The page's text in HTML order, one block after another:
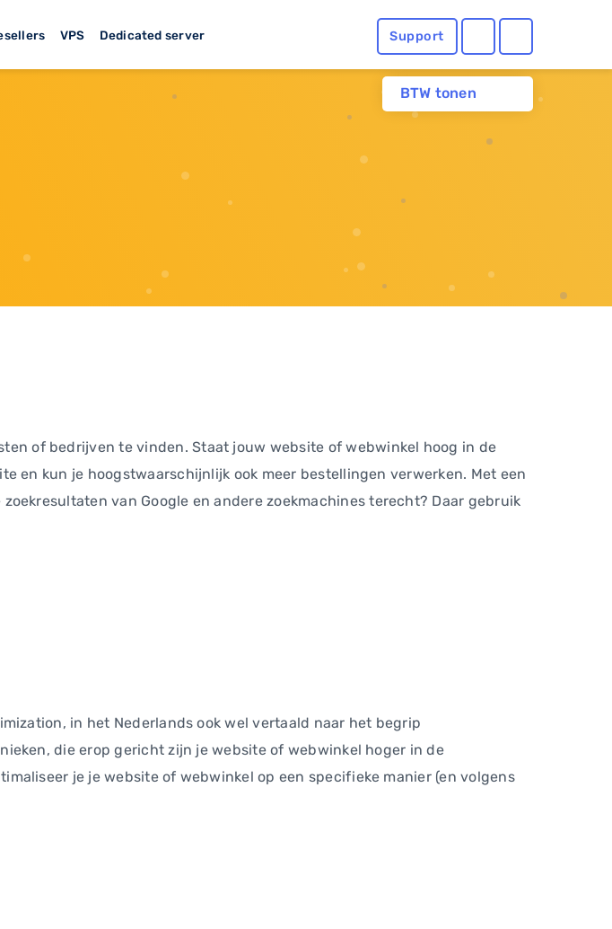
VPS Dedicated server Support
BTW tonen
of bedrijven te vinden. Staat jouw website of webwinkel hoog in de
en kun je hoogstwaarschijnlijk ook meer bestellingen verwerken. Met een
van Google en andere zoekmachines terecht? Daar gebruik
in het Nederlands ook wel vertaald naar het begrip
die erop gericht zijn je website of webwinkel hoger in de
je je website of webwinkel op een specifieke manier (en volgens